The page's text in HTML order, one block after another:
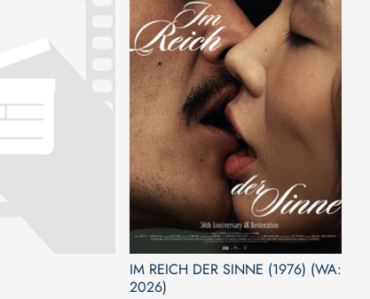
IM REICH DER SINNE (1976) (WA:
2026)